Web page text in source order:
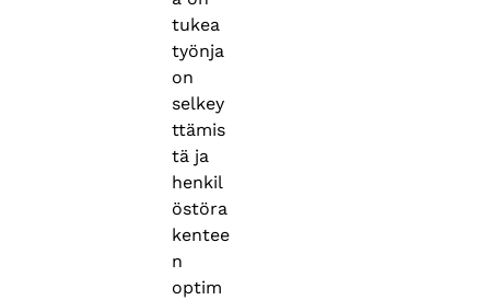
tukea
työnja
on
selkey
ttämis
tä ja
henkil
östöra
kentee
n
optim